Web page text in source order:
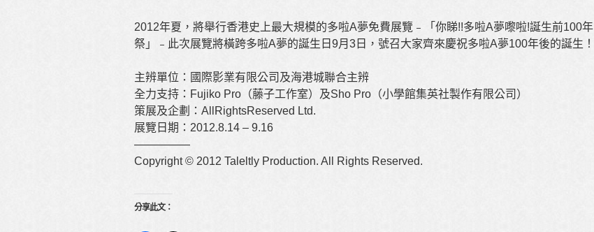
2012年夏，將舉行香港史上最大規模的多啦A夢免費展覽﹣「你睇!!多啦A夢嚟啦!誕生前100年
祭」﹣此次展覽將橫跨多啦A夢的誕生日9月3日，號召大家齊來慶祝多啦A夢100年後的誕生！
主辨單位：國際影業有限公司及海港城聯合主辨
全力支持：Fujiko Pro（藤子工作室）及Sho Pro（小學館集英社製作有限公司）
策展及企劃：AllRightsReserved Ltd.
展覽日期：2012.8.14 – 9.16
—————
Copyright © 2012 Taleltly Production. All Rights Reserved.
分享此文：